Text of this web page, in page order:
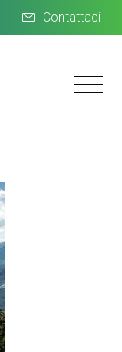
Contattaci